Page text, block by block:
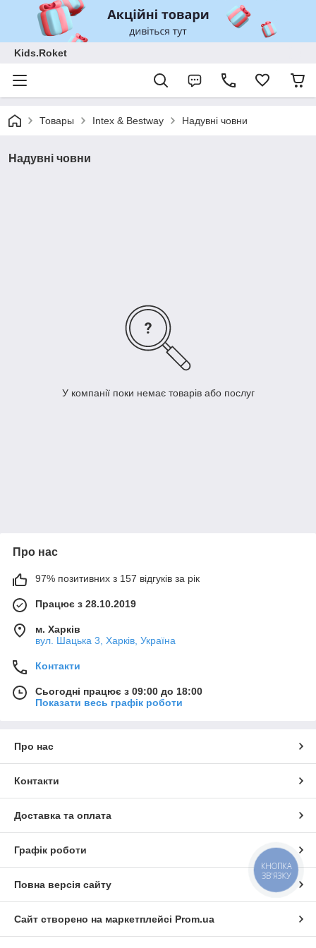
Kids.Roket
Товары Intex & Bestway Надувні човни
Надувні човни
У компанії поки немає товарів або послуг
Про нас
97% позитивних з 157 відгуків за рік
Працює з 28.10.2019
м. Харків
вул. Шацька 3, Харків, Україна
Контакти
Сьогодні працює з 09:00 до 18:00
Показати весь графік роботи
Про нас
Контакти
Доставка та оплата
Графік роботи
Повна версія сайту
Сайт створено на маркетплейсі Prom.ua
КНОПКА
ЗВ'ЯЗКУ